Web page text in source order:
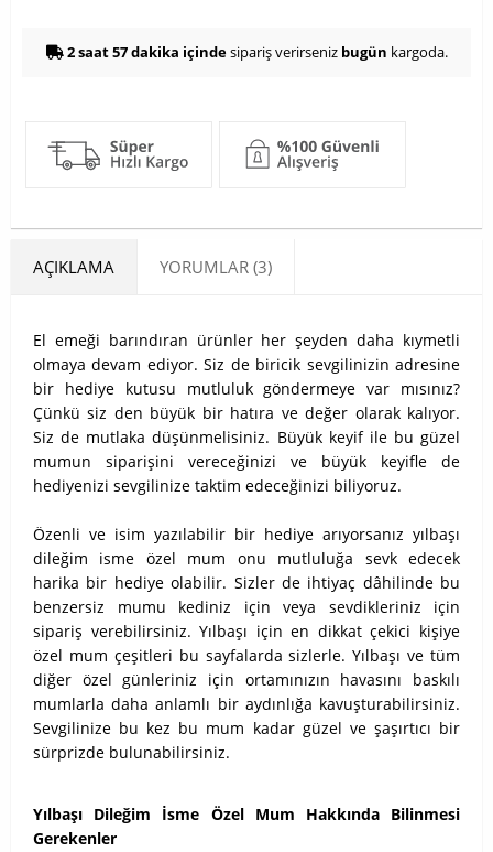
2 saat 57 dakika içindesipariş verirseniz bugün kargoda.
AÇIKLAMA YORUMLAR (3)
El emeği barındıran ürünler her şeyden daha kıymetli
olmaya devam ediyor. Siz de biricik sevgilinizin adresine
bir hediye kutusu mutluluk göndermeye var mısınız?
Çünkü siz den büyük bir hatıra ve değer olarak kalıyor.
Siz de mutlaka düşünmelisiniz. Büyük keyif ile bu güzel
mumun siparişini vereceğinizi ve büyük keyifle de
hediyenizi sevgilinize taktim edeceğinizi biliyoruz.
Özenli ve isim yazılabilir bir hediye arıyorsanız yılbaşı
dileğim isme özel mum onu mutluluğa sevk edecek
harika bir hediye olabilir. Sizler de ihtiyaç dâhilinde bu
benzersiz mumu kediniz için veya sevdikleriniz için
sipariş verebilirsiniz. Yılbaşı için en dikkat çekici kişiye
özel mum çeşitleri bu sayfalarda sizlerle. Yılbaşı ve tüm
diğer özel günleriniz için ortamınızın havasını baskılı
mumlarla daha anlamlı bir aydınlığa kavuşturabilirsiniz.
Sevgilinize bu kez bu mum kadar güzel ve şaşırtıcı bir
sürprizde bulunabilirsiniz.
Yılbaşı Dileğim İsme Özel Mum Hakkında Bilinmesi
Gerekenler